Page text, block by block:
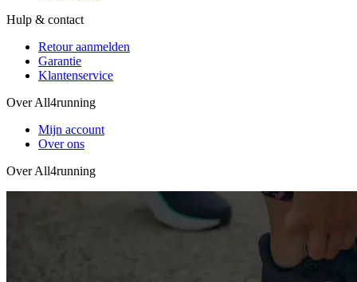
Hulp & contact
Retour aanmelden
Garantie
Klantenservice
Over All4running
Mijn account
Over ons
Over All4running